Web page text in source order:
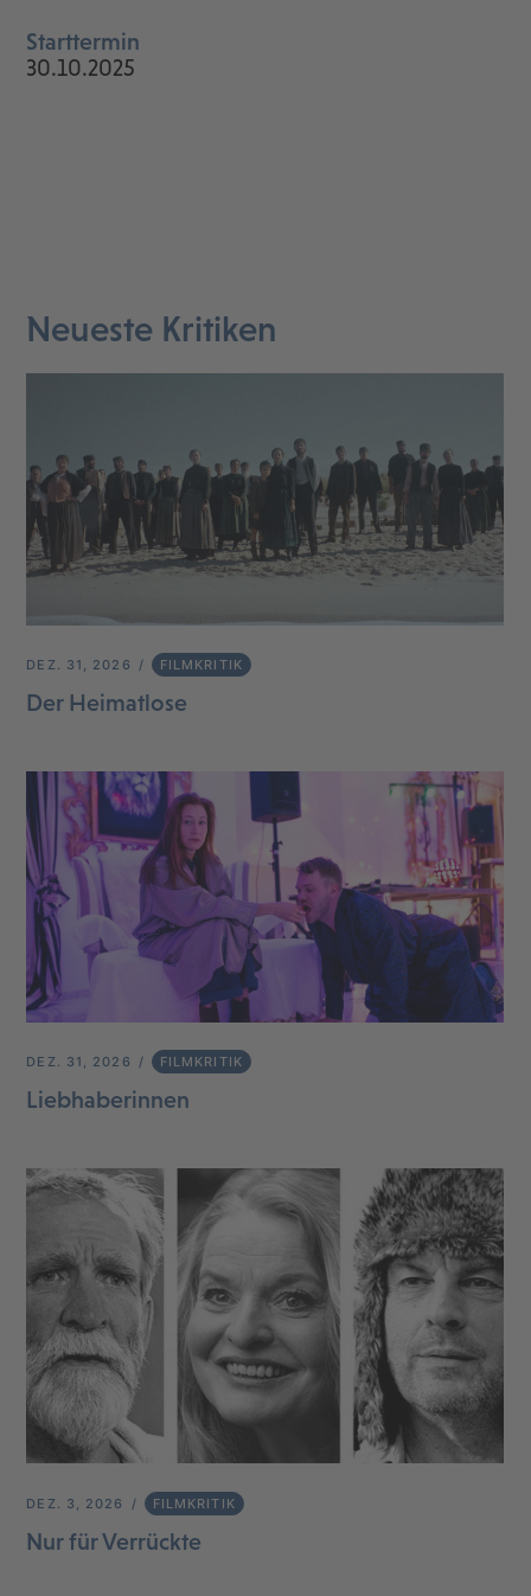
Starttermin
30.10.2025
Neueste Kritiken
DEZ. 31, 2026 FILMKRITIK
Der Heimatlose
DEZ. 31, 2026 FILMKRITIK
Liebhaberinnen
DEZ. 3, 2026 FILMKRITIK
Nur für Verrückte